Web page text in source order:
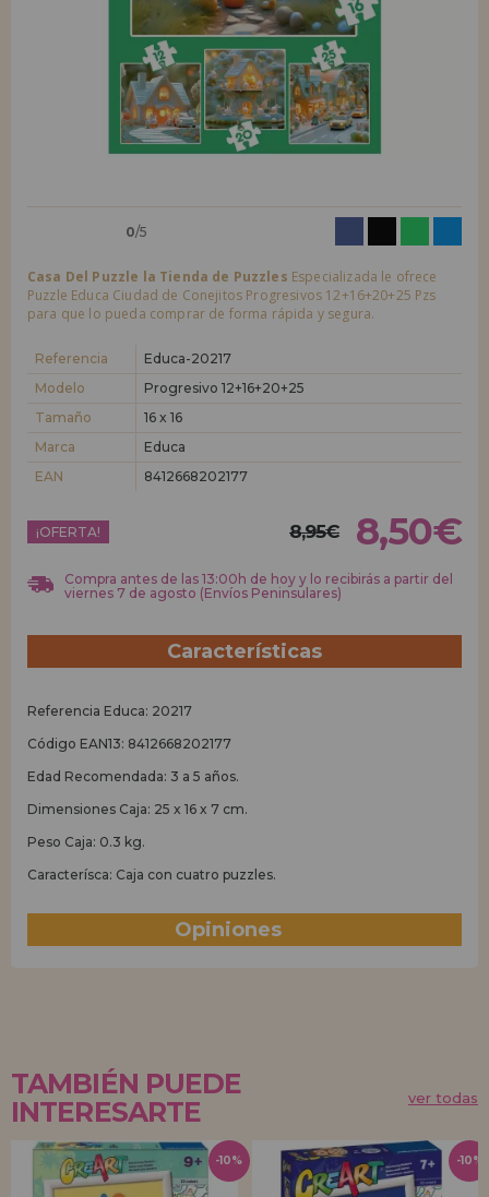
LIQUIDACIONES
INFORMACIÓN
955 333 133
Quiero registrarme como
nuevo cliente
Al crear una cuenta en casadelpuzzle.com podrás realizar tus compras
rápidamente en nuestra tienda virtual, revisar el estado de tus pedidos
y consultar tus operaciones anteriores.
¡Adelante! Te estábamos esperando.
nuevo distribuidor
¿Eres Profesional o Empresa?. ¿Quieres vender en tu negocio
condiciones de ventas con descuentos especiales para la distribución.
¡Adelante! Te estábamos esperando.
REGISTRO DISTRIBUIDOR
0/5
Casa Del Puzzle la Tienda de Puzzles Especializada le ofrece
Puzzle Educa Ciudad de Conejitos Progresivos 12+16+20+25 Pzs
para que lo pueda comprar de forma rápida y segura.
Referencia
Educa-20217
Modelo
Progresivo 12+16+20+25
Tamaño
16 x 16
Marca
Educa
EAN
8412668202177
¡OFERTA! 8,95€ 8,50€
Compra antes de las 13:00h de hoy y lo recibirás a partir del
viernes 7 de agosto (Envíos Peninsulares)
Características
Referencia Educa: 20217
Código EAN13: 8412668202177
Edad Recomendada: 3 a 5 años.
Dimensiones Caja: 25 x 16 x 7 cm.
Peso Caja: 0.3 kg.
Caracterísca: Caja con cuatro puzzles.
Opiniones
TAMBIÉN PUEDE
INTERESARTE
ver todas
-10% -10%